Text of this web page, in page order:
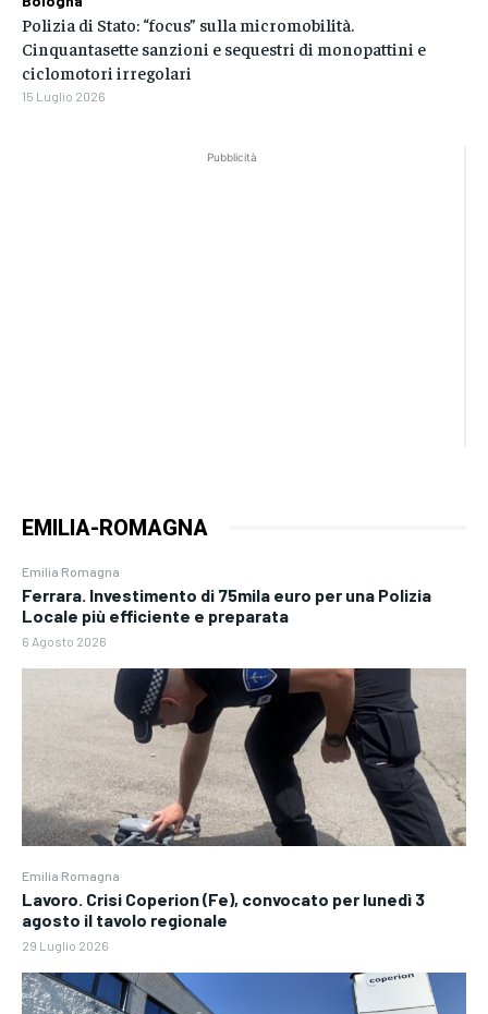
Pubblicità
EMILIA-ROMAGNA
Emilia Romagna
Ferrara. Investimento di 75mila euro per una Polizia
Locale più efficiente e preparata
6 Agosto 2026
Emilia Romagna
Lavoro. Crisi Coperion (Fe), convocato per lunedì 3
agosto il tavolo regionale
29 Luglio 2026
Polizia di Stato: “focus” sulla micromobilità.
Cinquantasette sanzioni e sequestri di monopattini e
ciclomotori irregolari
15 Luglio 2026